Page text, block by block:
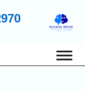
ניווט
ראשי